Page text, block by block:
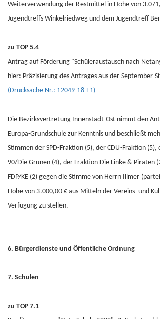
Weiterverwendung der Restmittel in Höhe von
Jugendtreffs Winkelriedweg und dem Jugendtreff
zu TOP 5.4
Antrag auf Förderung "Schüleraustausch nach
hier: Präzisierung des Antrages aus der September-
(Drucksache Nr.: 12049-18-E1)
Die Bezirksvertretung Innenstadt-Ost nimmt den
Europa-Grundschule zur Kenntnis und beschließt
Stimmen der SPD-Fraktion (5), der CDU-Fraktion (5),
90/Die Grünen (4), der Fraktion Die Linke & Piraten
FDP/KE (2) gegen die Stimme von Herrn Illmer
Höhe von 3.000,00 € aus Mitteln der Vereins- und
Verfügung zu stellen.
6. Bürgerdienste und Öffentliche Ordnung
7. Schulen
zu TOP 7.1